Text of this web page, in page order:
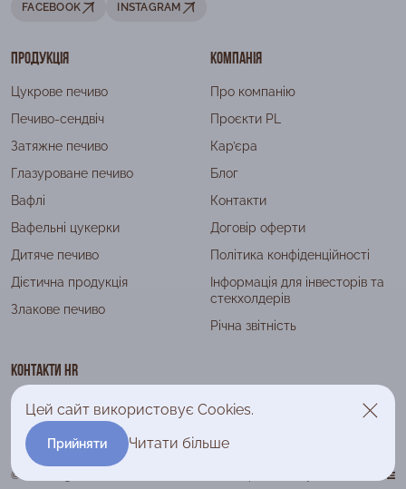
FACEBOOK INSTAGRAM
Продукція
Цукрове печиво
Печиво-сендвіч
Затяжне печиво
Глазуроване печиво
Вафлі
Вафельні цукерки
Дитяче печиво
Дієтична продукція
Злакове печиво
Компанія
Про компанію
Проєкти PL
Кар’єра
Блог
Контакти
Договір оферти
Політика конфіденційності
Інформація для інвесторів та
стекхолдерів
Річна звітність
Контакти HR
+38 (044) 393 79 90
company@lagoda.com.ua
© 2026 Lagoda.
Цей сайт використовує Cookies.
Прийняти Читати більше